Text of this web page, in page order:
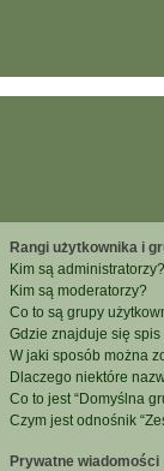
Rangi użytkownika i
Kim są administratorzy?
Kim są moderatorzy?
Co to są grupy
Gdzie znajduje się
W jaki sposób można
Dlaczego niektóre
Co to jest “Domyślna
Czym jest odnośnik
Prywatne wiadomości